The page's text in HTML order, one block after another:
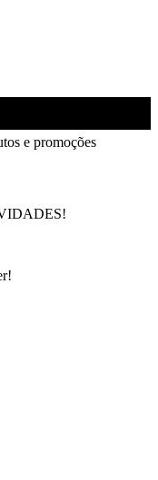
e promoções